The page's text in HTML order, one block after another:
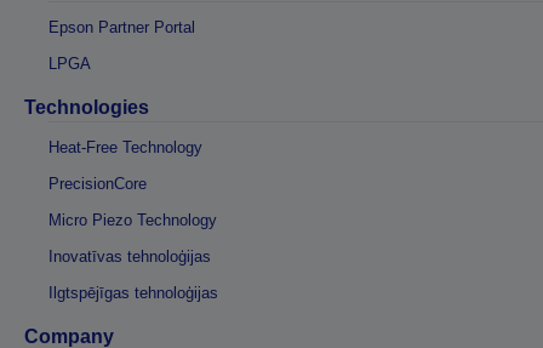
Epson Partner Portal
LPGA
Technologies
Heat-Free Technology
PrecisionCore
Micro Piezo Technology
Inovatīvas tehnoloģijas
Ilgtspējīgas tehnoloģijas
Company